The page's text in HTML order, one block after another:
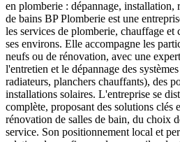
en plomberie : dépannage, installation,
de bains BP Plomberie est une
les services de plomberie, chauffage
ses environs. Elle accompagne les
neufs ou de rénovation, avec une
l'entretien et le dépannage des
radiateurs, planchers chauffants), des
installations solaires. L'entreprise se
complète, proposant des solutions clés
rénovation de salles de bain, du choix
service. Son positionnement local et